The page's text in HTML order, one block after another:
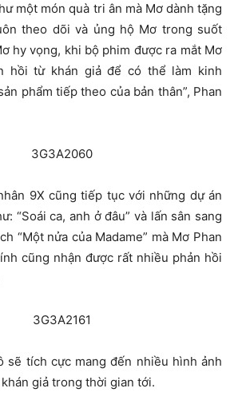
một món quà tri ân mà Mơ dành tặng
theo dõi và ủng hộ Mơ trong suốt
hy vọng, khi bộ phim được ra mắt Mơ
hồi từ khán giả để có thể làm kinh
phẩm tiếp theo của bản thân”, Phan
9X cũng tiếp tục với những dự án
“Soái ca, anh ở đâu” và lấn sân sang
“Một nửa của Madame” mà Mơ Phan
cũng nhận được rất nhiều phản hồi
sẽ tích cực mang đến nhiều hình ảnh
giả trong thời gian tới.